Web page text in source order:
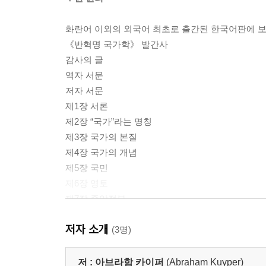
화란어 이외의 외국어 최초로 출간된 한국어판에
《반혁명 국가학》 발간사
감사의 글
역자 서문
저자 서문
제1장 서론
제2장 “국가”라는 명칭
제3장 국가의 본질
제4장 국가의 개념
제5장 국민
제7장 중앙정부
제9장 국가의 목표
제10장 국제 관계
제11장 남아프리카공화국과 오란녀 자유국
저자 소개 (3명)
저 : 아브라함 카이퍼 (Abraham Kuyper)